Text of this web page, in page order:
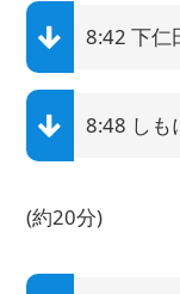
8:42 下仁
8:48 しも
(約20分)